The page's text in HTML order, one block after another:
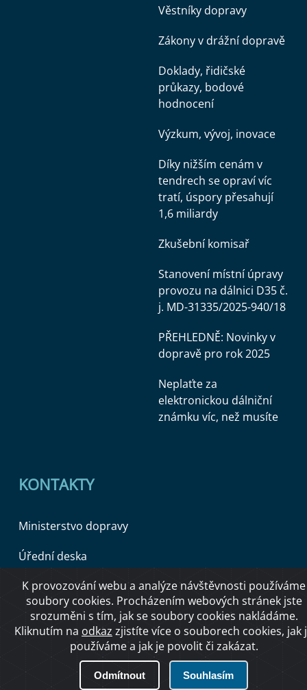
Věstníky dopravy
Zákony v drážní dopravě
Doklady, řidičské
průkazy, bodové
hodnocení
Výzkum, vývoj, inovace
Díky nižším cenám v
tendrech se opraví víc
tratí, úspory přesahují
1,6 miliardy
Zkušební komisař
Stanovení místní úpravy
provozu na dálnici D35 č.
j. MD-31335/2025-940/18
PŘEHLEDNĚ: Novinky v
dopravě pro rok 2025
Neplaťte za
elektronickou dálniční
známku víc, než musíte
KONTAKTY
Ministerstvo dopravy
Úřední deska
Copyright © 2026 Ministerstvo dopravy ČR
O přístupnosti
K provozování webu a analýze návštěvnosti používáme
soubory cookies. Procházením webových stránek jste
srozuměni s tím, jak se soubory cookies nakládáme.
Kliknutím na odkaz zjistíte více o souborech cookies, jak
používáme a jak je povolit či zakázat.
Odmítnout Souhlasím